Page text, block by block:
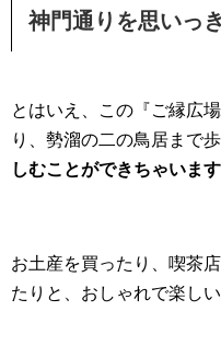
神門通りを思いっ
とはいえ、この『ご縁広
り、勢溜の二の鳥居まで歩
しむことができちゃいま
お土産を買ったり、喫茶
たりと、おしゃれで楽し